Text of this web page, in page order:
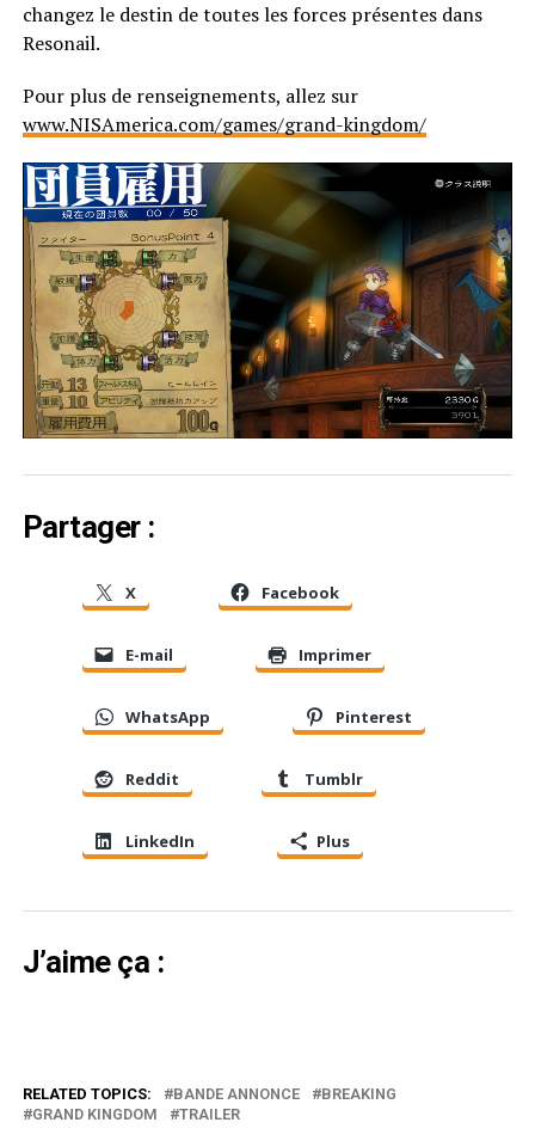
changez le destin de toutes les forces présentes dans
Resonail.
Pour plus de renseignements, allez sur
www.NISAmerica.com/games/grand-kingdom/
Partager :
X Facebook
E-mail Imprimer
WhatsApp Pinterest
Reddit Tumblr
LinkedIn Plus
J’aime ça :
RELATED TOPICS: BANDE ANNONCE
BREAKING
GRAND KINGDOM
TRAILER